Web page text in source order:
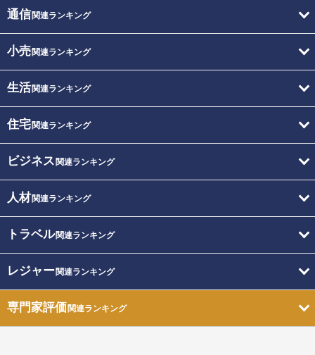
通信関連ランキング
小売関連ランキング
生活関連ランキング
住宅関連ランキング
ビジネス 関連ランキング
人材関連ランキング
トラベル関連ランキング
レジャー関連ランキング
専門家評価関連ランキング